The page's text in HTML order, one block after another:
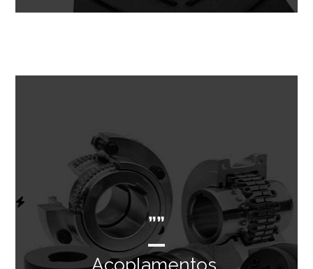
””
Acoplamentos